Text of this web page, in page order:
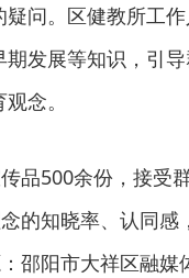
问。区健教所工作
发展等知识，引
念。
品500余份，接受
的知晓率、认同感
邵阳市大祥区融媒